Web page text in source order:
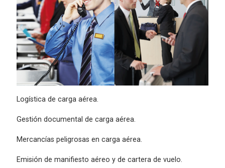
Logística de carga aérea.
Gestión documental de carga aérea.
Mercancías peligrosas en carga aérea.
Emisión de manifiesto aéreo y de cartera de vuelo.